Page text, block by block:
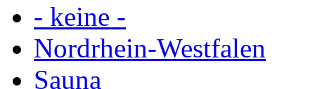
- keine -
Nordrhein-Westfalen
Sauna